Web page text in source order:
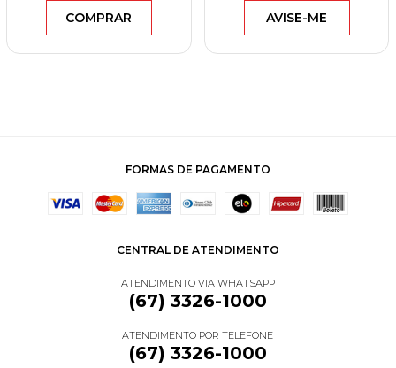
COMPRAR AVISE-ME
FORMAS DE PAGAMENTO
CENTRAL DE ATENDIMENTO
ATENDIMENTO VIA WHATSAPP
(67) 3326-1000
ATENDIMENTO POR TELEFONE
(67) 3326-1000